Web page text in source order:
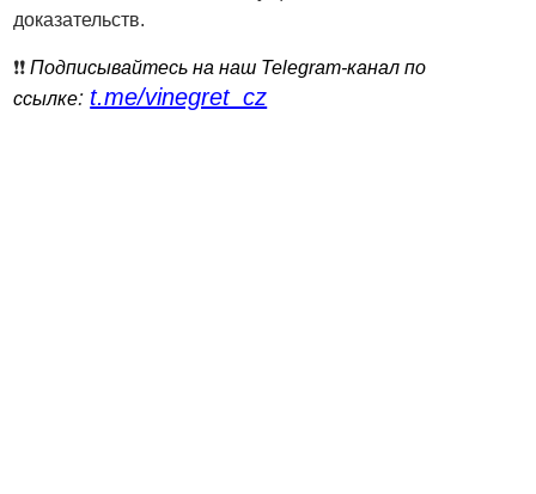
доказательств.
❗️❗️Подписывайтесь на наш Telegram-канал по
ссылке: t.me/vinegret_cz